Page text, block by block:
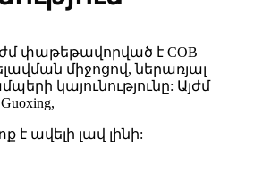
փաթեթավորված է COB
միջոցով, ներառյալ
կայունությունը: Այժմ
է ավելի լավ լինի: